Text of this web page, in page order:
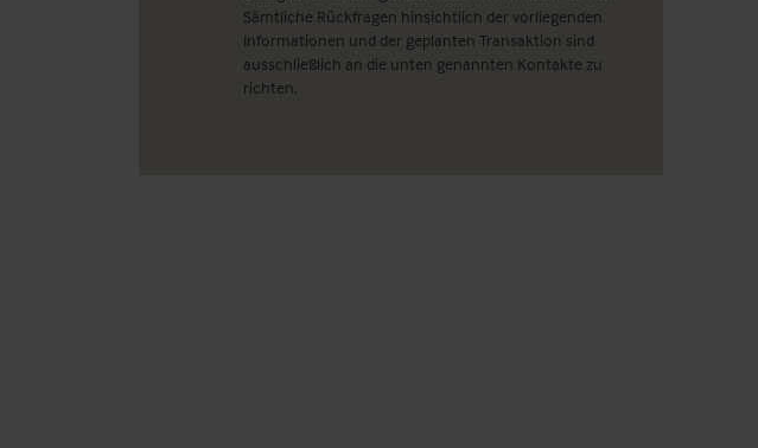
Sämtliche Rückfragen hinsichtlich der vorliegenden
Informationen und der geplanten Transaktion sind
ausschließlich an die unten genannten Kontakte zu
richten.